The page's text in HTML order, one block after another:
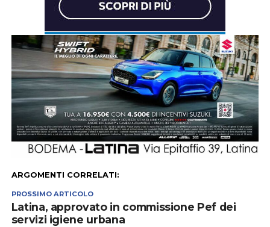
ARGOMENTI CORRELATI:
PROSSIMO ARTICOLO
Latina, approvato in commissione Pef dei
servizi igiene urbana